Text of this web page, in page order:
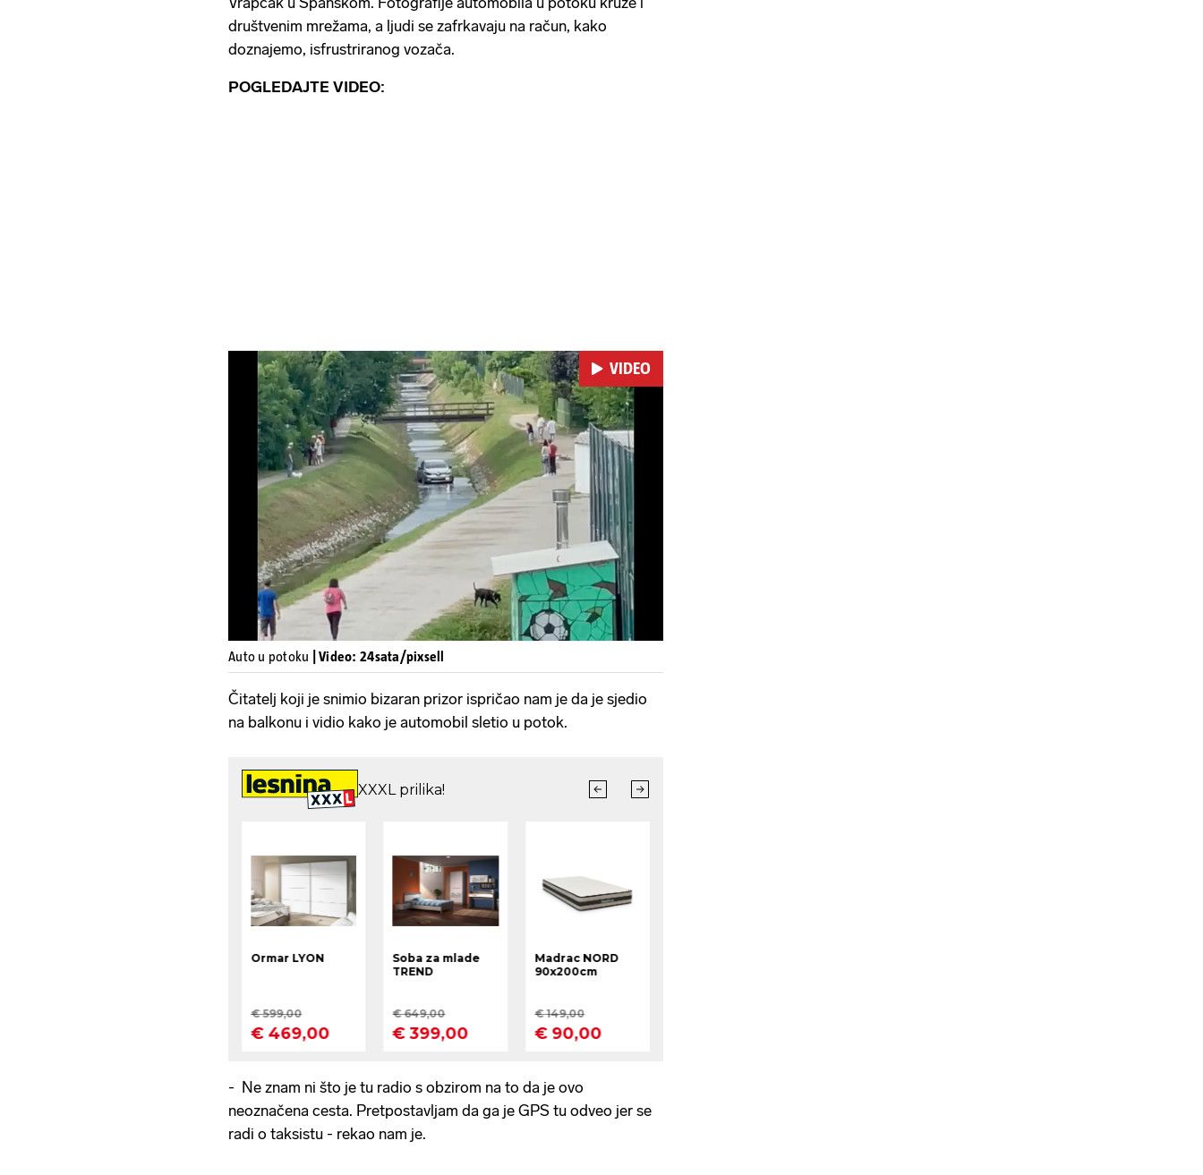
društvenim mrežama, a ljudi se zafrkavaju na račun, kako
doznajemo, isfrustriranog vozača.
POGLEDAJTE VIDEO:
Pokretanje videa...
VIDEO
Auto u potoku | Video: 24sata/pixsell
Čitatelj koji je snimio bizaran prizor ispričao nam je da je sjedio
na balkonu i vidio kako je automobil sletio u potok.
- Ne znam ni što je tu radio s obzirom na to da je ovo
neoznačena cesta. Pretpostavljam da ga je GPS tu odveo jer se
radi o taksistu - rekao nam je.